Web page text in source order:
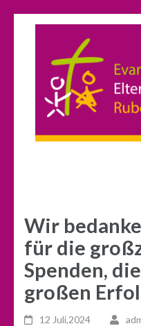
Zum
springen
drücken)
Wir
für die
Spenden,
großen
12 Juli,2024